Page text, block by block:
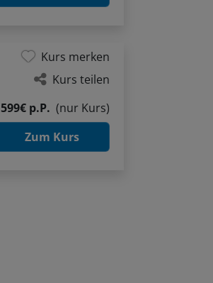
Kurs merken
Kurs teilen
599€ p.P. (nur Kurs)
Zum Kurs